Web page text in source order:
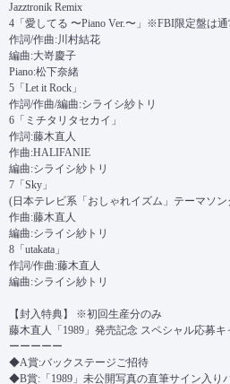
Jazztronik Remix
4「愛してる 〜Piano Ver.〜」※FBI限定盤は通
作詞/作曲:川村結花
編曲:大嵜慶子
Piano:松下奈緒
5「Let it Rock」
作詞/作曲/編曲:シライシ紗トリ
6「ミチタリタセカイ」
作詞:藤木直人
作曲:HALIFANIE
編曲:シライシ紗トリ
7「Sky」
(日本テレビ系「おしゃれイズム」テーマソン
作曲:藤木直人
編曲:シライシ紗トリ
8「utakata」
作詞/作曲:藤木直人
編曲:シライシ紗トリ
【封入特典】 ※初回生産分のみ
藤木直人「1989」発売記念 スペシャル応募
ーーーーー
◆A賞:バックステージご招待
◆B賞:「1989」未公開写真の直筆サイン入り